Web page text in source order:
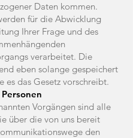
Daten kommen.
für die Abwicklung
Ihrer Frage und des
verarbeitet. Die
eben solange gespeichert
es das Gesetz vorschreibt.
Vorgängen sind alle
über die von uns bereit
den